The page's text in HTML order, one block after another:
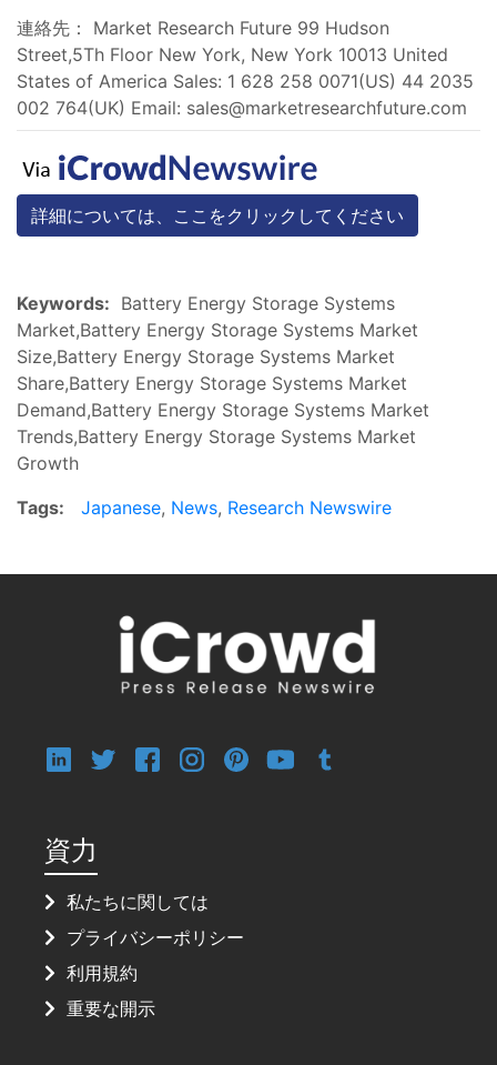
連絡先： Market Research Future 99 Hudson
Street,5Th Floor New York, New York 10013 United
States of America Sales: 1 628 258 0071(US) 44 2035
002 764(UK) Email: sales@marketresearchfuture.com
詳細については、ここをクリックしてください
Keywords: Battery Energy Storage Systems
Market,Battery Energy Storage Systems Market
Size,Battery Energy Storage Systems Market
Share,Battery Energy Storage Systems Market
Demand,Battery Energy Storage Systems Market
Trends,Battery Energy Storage Systems Market
Growth
Tags:
Japanese, News, Research Newswire
資力
私たちに関しては
プライバシーポリシー
利用規約
重要な開示